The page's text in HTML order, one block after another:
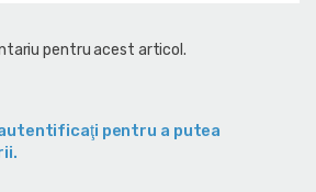
pentru acest articol.
pentru a putea